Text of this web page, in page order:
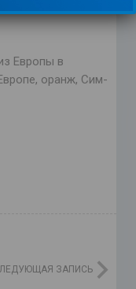
Европы в
, оранж, Сим-
ЗАПИСЬ